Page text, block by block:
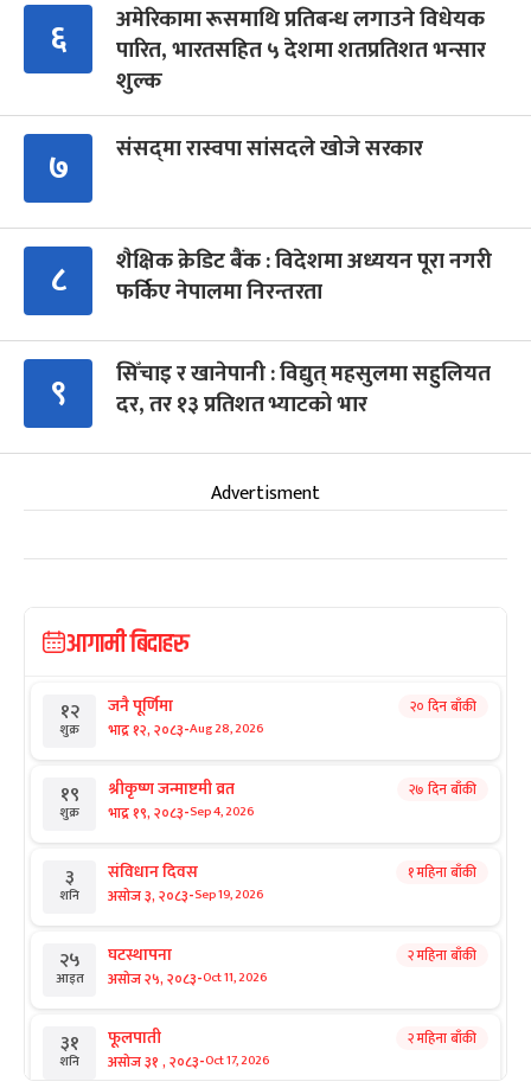
६
अमेरिकामा रूसमाथि प्रतिबन्ध लगाउने विधेयक
पारित, भारतसहित ५ देशमा शतप्रतिशत भन्सार
शुल्क
७ संसद्‍मा रास्वपा सांसदले खोजे सरकार
८
शैक्षिक क्रेडिट बैंक : विदेशमा अध्ययन पूरा नगरी
फर्किए नेपालमा निरन्तरता
९
सिँचाइ र खानेपानी : विद्युत् महसुलमा सहुलियत
दर, तर १३ प्रतिशत भ्याटको भार
Advertisment
आगामी बिदाहरु
१२
शुक्र
जनै पूर्णिमा
भाद्र १२, २०८३-Aug 28, 2026
२० दिन बाँकी
१९
शुक्र
श्रीकृष्ण जन्माष्टमी व्रत
भाद्र १९, २०८३-Sep 4, 2026
२७ दिन बाँकी
३
शनि
संविधान दिवस
असोज ३, २०८३-Sep 19, 2026
१ महिना बाँकी
२५
आइत
घटस्थापना
असोज २५, २०८३-Oct 11, 2026
२ महिना बाँकी
३१
शनि
फूलपाती
असोज ३१ , २०८३-Oct 17, 2026
२ महिना बाँकी